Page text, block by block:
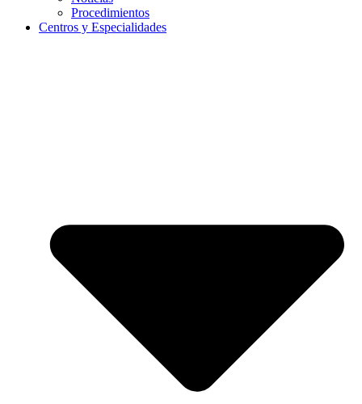
Procedimientos
Centros y Especialidades